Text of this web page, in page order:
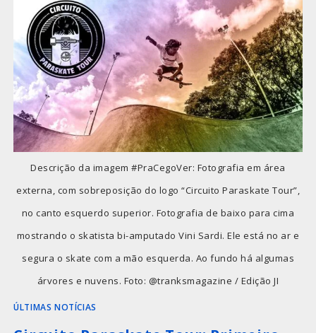
Descrição da imagem #PraCegoVer: Fotografia em área
externa, com sobreposição do logo “Circuito Paraskate Tour”,
no canto esquerdo superior. Fotografia de baixo para cima
mostrando o skatista bi-amputado Vini Sardi. Ele está no ar e
segura o skate com a mão esquerda. Ao fundo há algumas
árvores e nuvens. Foto: @tranksmagazine / Edição JI
ÚLTIMAS NOTÍCIAS